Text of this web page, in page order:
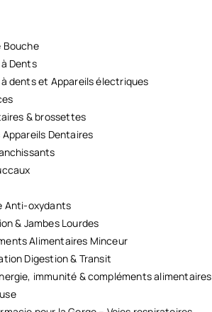
Bouche
Dents
dents et Appareils électriques
& brossettes
Appareils Dentaires
Anti-oxydants
& Jambes Lourdes
Alimentaires Minceur
Digestion & Transit
immunité & compléments alimentaires